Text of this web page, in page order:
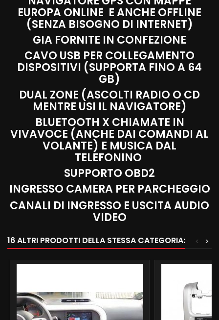
EUROPA ONLINE E ANCHE OFFLINE
(SENZA BISOGNO DI INTERNET)
GIA FORNITE IN CONFEZIONE
CAVO USB PER COLLEGAMENTO
DISPOSITIVI (SUPPORTA FINO A 64
GB)
DUAL ZONE (ASCOLTI RADIO O CD
MENTRE USI IL NAVIGATORE)
BLUETOOTH X CHIAMATE IN
VIVAVOCE (ANCHE DAI COMANDI AL
VOLANTE) E MUSICA DAL
TELEFONINO
SUPPORTO OBD2
INGRESSO CAMERA PER PARCHEGGIO
CANALI DI INGRESSO E USCITA AUDIO
VIDEO
16 ALTRI PRODOTTI DELLA STESSA CATEGORIA: >
<